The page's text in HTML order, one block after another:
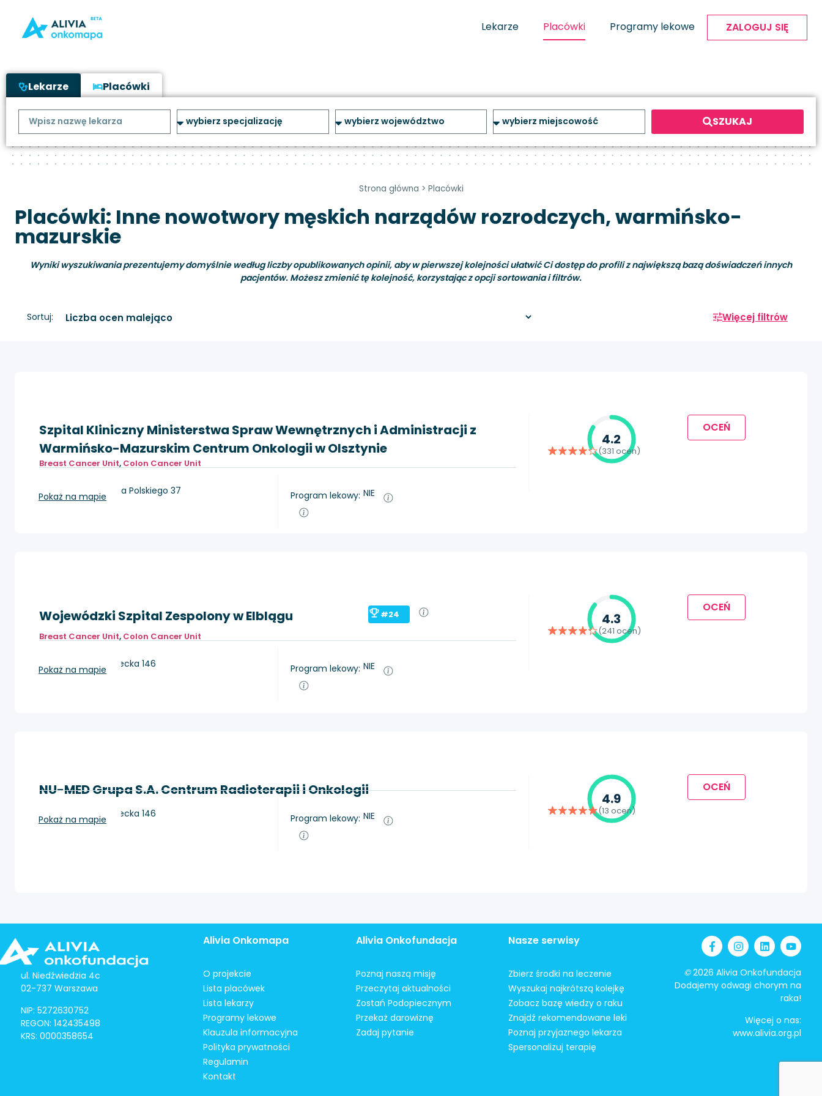
Lekarze Placówki Programy lekowe ZALOGUJ SIĘ
Lekarze Placówki
SZUKAJ
Strona główna > Placówki
Placówki: Inne nowotwory męskich narządów rozrodczych, warmińsko-
mazurskie
Wyniki wyszukiwania prezentujemy domyślnie według liczby opublikowanych opinii, aby w pierwszej kolejności ułatwić Ci dostęp do profili z największą bazą doświadczeń innych
pacjentów. Możesz zmienić tę kolejność, korzystając z opcji sortowania i filtrów.
Sortuj: Więcej filtrów
Szpital Kliniczny Ministerstwa Spraw Wewnętrznych i Administracji z
Warmińsko-Mazurskim Centrum Onkologii w Olsztynie
Breast Cancer Unit, Colon Cancer Unit
Olsztyn, Al. Wojska Polskiego 37
Pokaż na mapie Program lekowy: NIE
4.2
(331 ocen)
OCEŃ
Wojewódzki Szpital Zespolony w Elblągu
#24
Breast Cancer Unit, Colon Cancer Unit
Elbląg, ul. Królewiecka 146
Pokaż na mapie Program lekowy: NIE
4.3
(241 ocen)
OCEŃ
NU-MED Grupa S.A. Centrum Radioterapii i Onkologii
Elbląg, ul. Królewiecka 146
Pokaż na mapie Program lekowy: NIE
4.9
(13 ocen)
OCEŃ
ul. Niedźwiedzia 4c
02-737 Warszawa
NIP: 5272630752
REGON: 142435498
KRS: 0000358654
Alivia Onkomapa
O projekcie
Lista placówek
Lista lekarzy
Programy lekowe
Klauzula informacyjna
Polityka prywatności
Regulamin
Kontakt
Alivia Onkofundacja
Poznaj naszą misję
Przeczytaj aktualności
Zostań Podopiecznym
Przekaż darowiznę
Zadaj pytanie
Nasze serwisy
Zbierz środki na leczenie
Wyszukaj najkrótszą kolejkę
Zobacz bazę wiedzy o raku
Znajdź rekomendowane leki
Poznaj przyjaznego lekarza
Spersonalizuj terapię
©2026 Alivia Onkofundacja
Dodajemy odwagi chorym na
raka!
Więcej o nas:
www.alivia.org.pl